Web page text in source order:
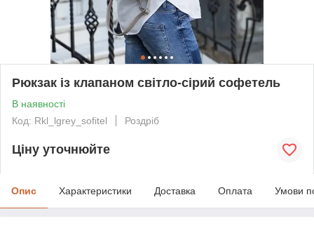
Рюкзак із клапаном світло-сірий софетель
В наявності
Код: Rkl_lgrey_sofitel
Роздріб
Ціну уточнюйте
Опис Характеристики Доставка Оплата Умови